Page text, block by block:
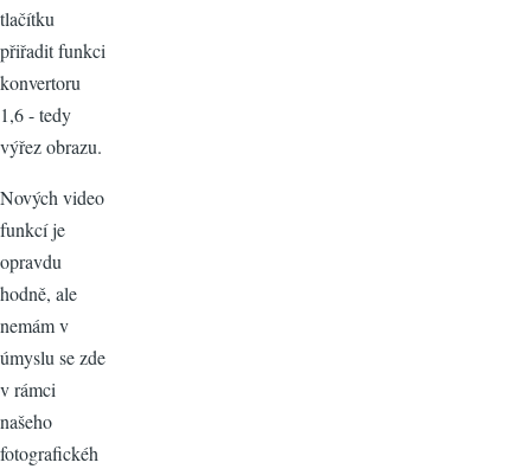
tlačítku
přiřadit funkci
konvertoru
1,6 - tedy
výřez obrazu.
Nových video
funkcí je
opravdu
hodně, ale
nemám v
úmyslu se zde
v rámci
našeho
fotografickéh